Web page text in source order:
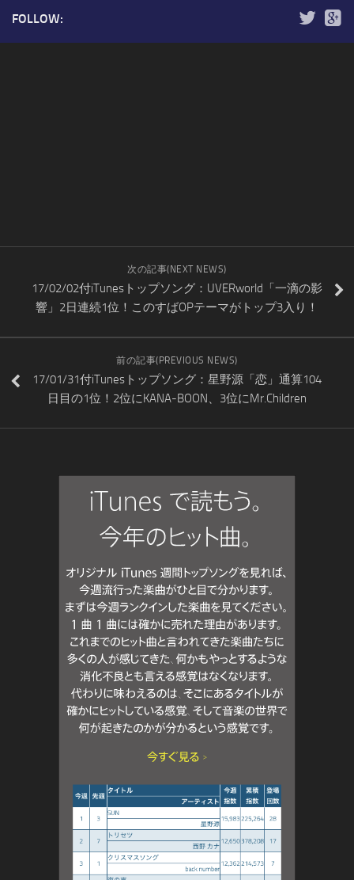
FOLLOW:
次の記事(NEXT NEWS)
17/02/02付iTunesトップソング：UVERworld「一滴の影
響」2日連続1位！このすばOPテーマがトップ3入り！
前の記事(PREVIOUS NEWS)
17/01/31付iTunesトップソング：星野源「恋」通算104
日目の1位！2位にKANA-BOON、3位にMr.Children